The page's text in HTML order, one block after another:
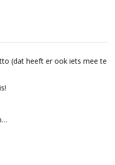
(dat heeft er ook iets mee te